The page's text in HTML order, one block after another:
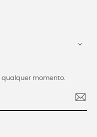

momento.